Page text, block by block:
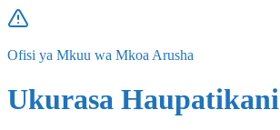
Ofisi ya Mkuu wa Mkoa Arusha
Ukurasa Haupatikani